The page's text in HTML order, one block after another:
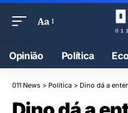
Aa
Opinião Política
011 News > Política > Dino dá a entender